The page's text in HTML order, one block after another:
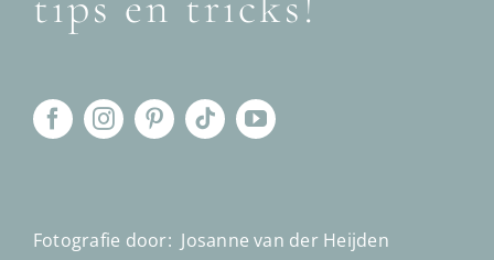
Fotografie door: Josanne van der Heijden